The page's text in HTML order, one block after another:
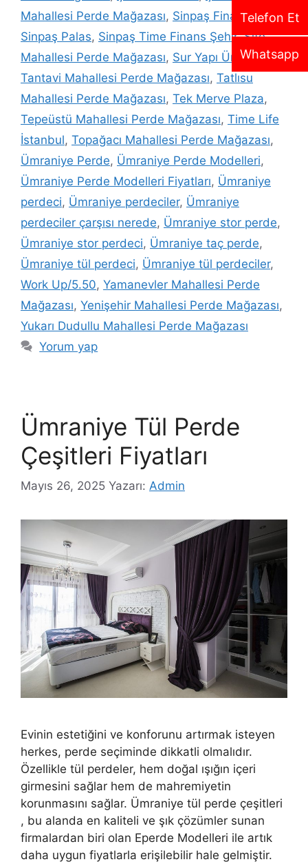
Telefon Et
Whatsapp
Mahallesi Perde Mağazası, Sinpaş Finans Şehir,
Sinpaş Palas, Sinpaş Time Finans Şehir,Site
Mahallesi Perde Mağazası, Sur Yapı Ümraniye,
Tantavi Mahallesi Perde Mağazası, Tatlısu
Mahallesi Perde Mağazası, Tek Merve Plaza,
Tepeüstü Mahallesi Perde Mağazası, Time Life
İstanbul, Topağacı Mahallesi Perde Mağazası,
Ümraniye Perde, Ümraniye Perde Modelleri,
Ümraniye Perde Modelleri Fiyatları, Ümraniye
perdeci, Ümraniye perdeciler, Ümraniye
perdeciler çarşısı nerede, Ümraniye stor perde,
Ümraniye stor perdeci, Ümraniye taç perde,
Ümraniye tül perdeci, Ümraniye tül perdeciler,
Work Up/5.50, Yamanevler Mahallesi Perde
Mağazası, Yenişehir Mahallesi Perde Mağazası,
Yukarı Dudullu Mahallesi Perde Mağazası
Yorum yap
Ümraniye Tül Perde
Çeşitleri Fiyatları
Mayıs 26, 2025 Yazarı: Admin
Evinin estetiğini ve konforunu artırmak isteyen
herkes, perde seçiminde dikkatli olmalıdır.
Özellikle tül perdeler, hem doğal ışığın içeri
girmesini sağlar hem de mahremiyetin
korunmasını sağlar. Ümraniye tül perde çeşitleri
, bu alanda en kaliteli ve şık çözümler sunan
firmalardan biri olan Eperde Modelleri ile artık
daha uygun fiyatlarla erişilebilir hale gelmiştir.